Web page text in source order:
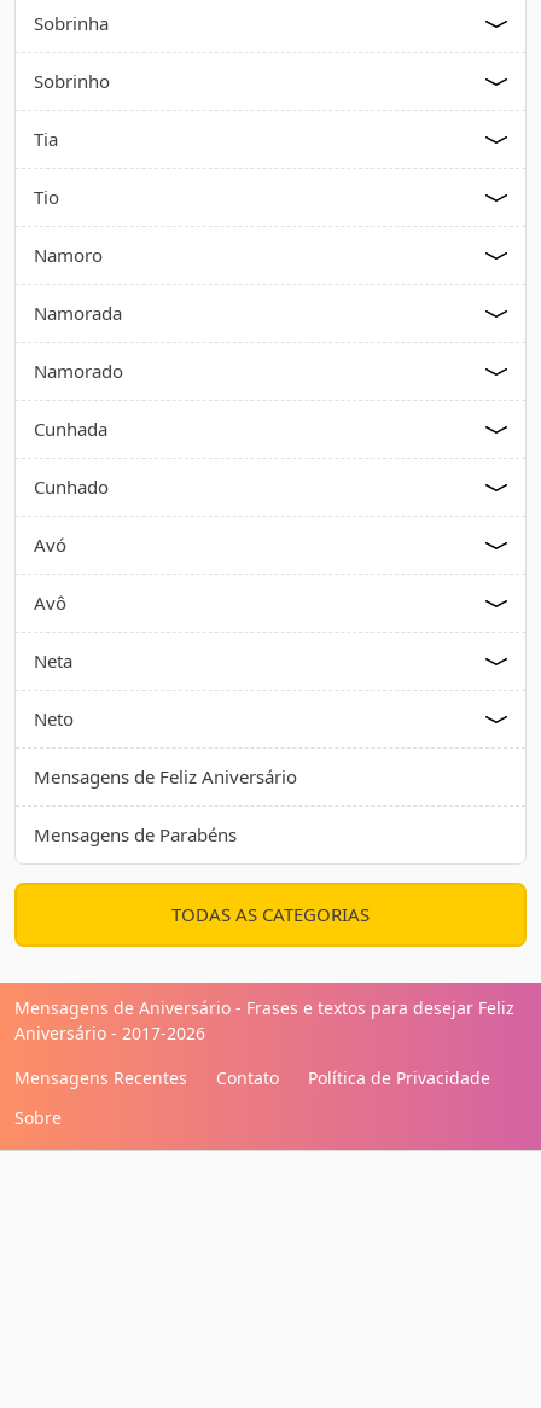
Sobrinha
Sobrinho
Tia
Tio
Namoro
Namorada
Namorado
Cunhada
Cunhado
Avó
Avô
Neta
Neto
Mensagens de Feliz Aniversário
Mensagens de Parabéns
TODAS AS CATEGORIAS
Mensagens de Aniversário - Frases e textos para desejar Feliz
Aniversário - 2017-2026
Mensagens Recentes
Contato
Política de Privacidade
Sobre